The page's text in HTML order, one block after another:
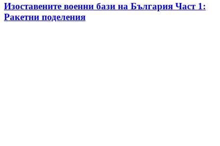
Изоставените военни бази на България Част 1:
Ракетни поделения